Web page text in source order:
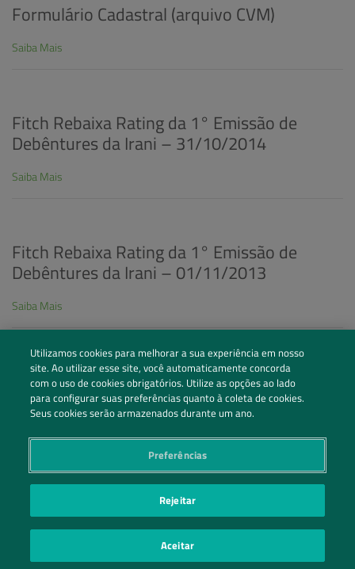
Formulário Cadastral (arquivo CVM)
Saiba Mais
Fitch Rebaixa Rating da 1° Emissão de
Debêntures da Irani – 31/10/2014
Saiba Mais
Fitch Rebaixa Rating da 1° Emissão de
Debêntures da Irani – 01/11/2013
Saiba Mais
« Anterior 1 … 14 15 16
Siga nossas redes sociais
Entre em Contato
PREFERÊNCIAS DE PRIVACIDADE
EMBALAGEM S.A.
Utilizamos cookies para melhorar a sua experiência em nosso
site. Ao utilizar esse site, você automaticamente concorda
com o uso de cookies obrigatórios. Utilize as opções ao lado
para configurar suas preferências quanto à coleta de cookies.
Seus cookies serão armazenados durante um ano.
Preferências
Rejeitar
Aceitar